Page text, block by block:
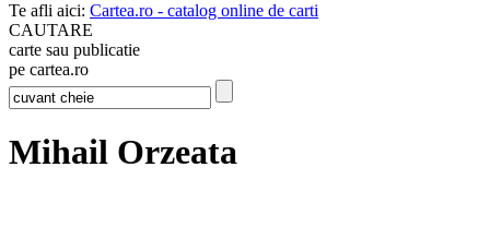
Te afli aici: Cartea.ro - catalog online de carti
CAUTARE
carte sau publicatie
pe cartea.ro
Mihail Orzeata